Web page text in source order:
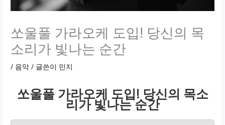
쏘울풀 가라오케 도입! 당신의 목
소리가 빛나는 순간
/ 음악 / 글쓴이 민지
쏘울풀 가라오케 도입! 당신의 목소
리가 빛나는 순간